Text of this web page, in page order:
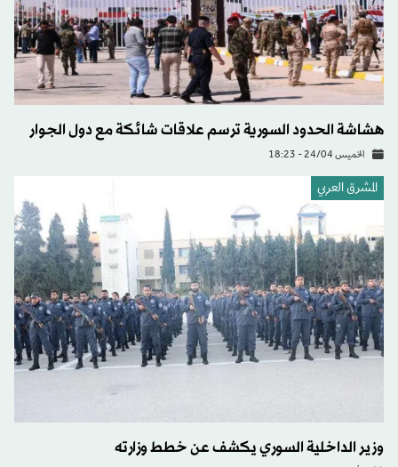
هشاشة الحدود السورية ترسم علاقات شائكة مع دول الجوار
الخميس 24/04 - 18:23
المشرق العربي
وزير الداخلية السوري يكشف عن خطط وزارته